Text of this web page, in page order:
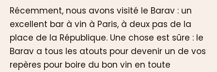
Récemment, nous avons visité le Barav : un
excellent bar à vin à Paris, à deux pas de la
place de la République. Une chose est sûre : le
Barav a tous les atouts pour devenir un de vos
repères pour boire du bon vin en toute